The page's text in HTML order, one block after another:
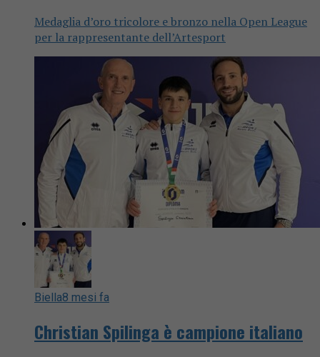
Medaglia d’oro tricolore e bronzo nella Open League
per la rappresentante dell’Artesport
Biella8 mesi fa
Christian Spilinga è campione italiano